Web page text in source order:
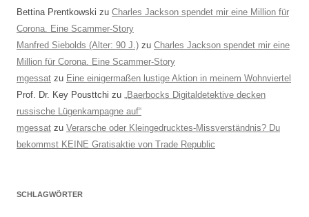
Bettina Prentkowski zu Charles Jackson spendet mir eine Million für
Corona. Eine Scammer-Story
Manfred Siebolds (Alter: 90 J.) zu Charles Jackson spendet mir eine
Million für Corona. Eine Scammer-Story
mgessat zu Eine einigermaßen lustige Aktion in meinem Wohnviertel
Prof. Dr. Key Pousttchi zu „Baerbocks Digitaldetektive decken
russische Lügenkampagne auf“
mgessat zu Verarsche oder Kleingedrucktes-Missverständnis? Du
bekommst KEINE Gratisaktie von Trade Republic
SCHLAGWÖRTER